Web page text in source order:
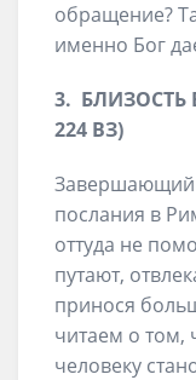
обращение?
именно Бог
3. БЛИЗОСТЬ
224 ВЗ)
Завершающий
послания в
оттуда не
путают,
принося
читаем о том,
человеку